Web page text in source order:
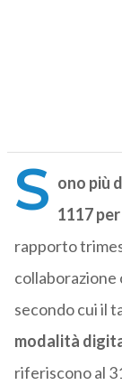
S ono più
1117
rapporto
collaborazione
secondo cui il
modalità
riferiscono al